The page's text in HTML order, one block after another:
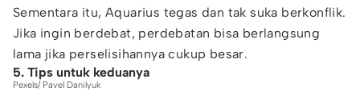
Sementara itu, Aquarius tegas dan tak suka berkonflik.
Jika ingin berdebat, perdebatan bisa berlangsung
lama jika perselisihannya cukup besar.
5. Tips untuk keduanya
Pexels/ Pavel Danilyuk